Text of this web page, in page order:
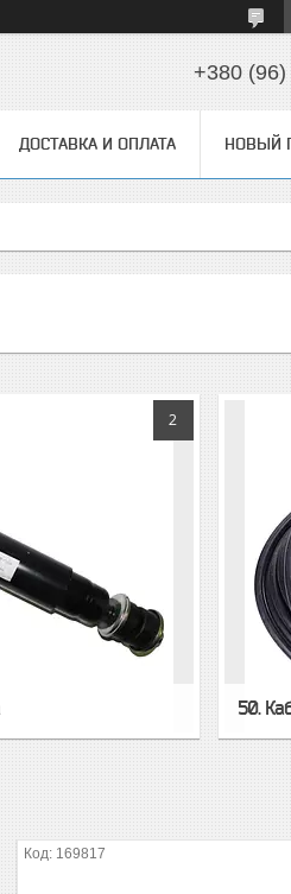
+380
ДОСТАВКА И ОПЛАТА НОВЫЙ
2
50.
169817